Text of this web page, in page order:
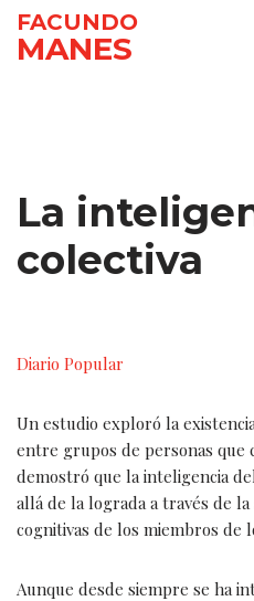
Ir
FACUNDO
MANES
La
colectiva
Diario Popular
Un estudio exploró la
entre grupos de personas
demostró que la inteligencia
allá de la lograda a través de la
cognitivas de los miembros de
Aunque desde siempre se ha